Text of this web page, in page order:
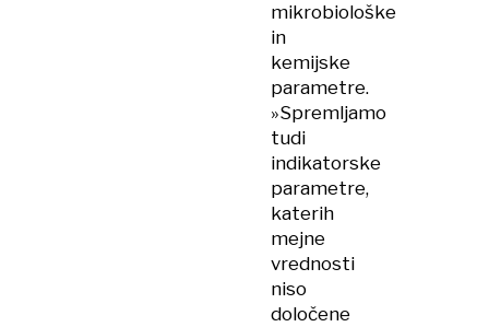
mikrobiološke
in
kemijske
parametre.
»Spremljamo
tudi
indikatorske
parametre,
katerih
mejne
vrednosti
niso
določene